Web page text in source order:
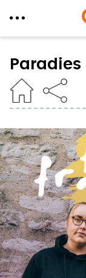
zum
Inhalt
Paradies